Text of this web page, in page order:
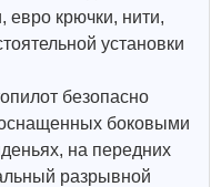
евро крючки, нити,
установки
безопасно
боковыми
на передних
разрывной